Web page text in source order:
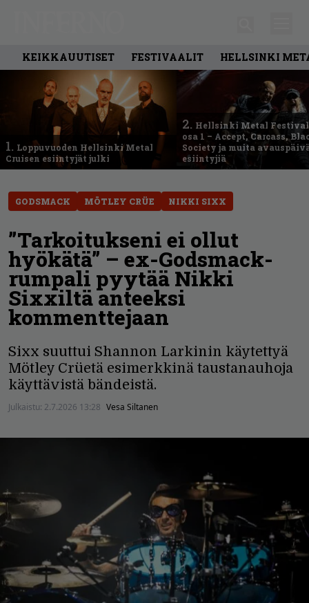
KEIKKAUUTISET FESTIVAALIT HELLSINKI
1. Loppuvuoden Hellsinki Metal
Cruisen esiintyjät julki
2. Hellsinki Metal
osa 1 – Accept, Carcass,
Society ja muita
esiintyjiä
GODSMACK MÖTLEY CRÜE NIKKI SIXX
”Tarkoitukseni ei ollut
hyökätä” – ex-Godsmack-
rumpali pyytää Nikki
Sixxiltä anteeksi
kommenttejaan
Sixx suuttui Shannon Larkinin käytettyä
Mötley Crüetä esimerkkinä taustanauhoja
käyttävistä bändeistä.
Julkaistu: 2.7.2026 13:28 Vesa Siltanen